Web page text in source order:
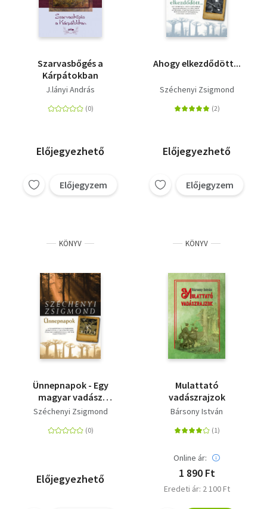
Szarvasbőgés a
Kárpátokban
J.lányi András
Előjegyezhető
Előjegyzem
Ahogy elkezdődött...
Széchenyi Zsigmond
Előjegyezhető
Előjegyzem
KÖNYV
Ünnepnapok - Egy
magyar vadász
hitvallása - második
Széchenyi Zsigmond
Előjegyezhető
KÖNYV
Mulattató
vadászrajzok
Bársony István
Online ár:
1 890 Ft
Eredeti ár: 2 100 Ft